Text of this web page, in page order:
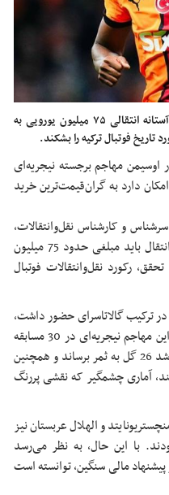
مهاجم نیجریه‌ای ناپولی در آستانه انتقالی ۷۵ میلیون یورویی به
تاریخ فوتبال ترکیه را بشکند.
اوسیمن مهاجم برجسته نیجریه‌ای
دارد به گران‌قیمت‌ترین خرید
و کارشناس نقل‌وانتقالات،
باشگاه گالاتاسرای برای نهایی کردن این انتقال باید مبلغی حدود 75 میلیون
رکورد نقل‌وانتقالات فوتبال
گالاتاسرای حضور داشت،
نمایشی درخشان از خود بر جا گذاشت. این مهاجم نیجریه‌ای در 30 مسابقه
رسمی لیگ ترکیه به میدان رفت و موفق شد 26 گل به ثمر برساند و همچنین
آماری چشمگیر که نقشی پررنگ
و الهلال عربستان نیز
با این حال، به نظر می‌رسد
مالی سنگین، توانسته است